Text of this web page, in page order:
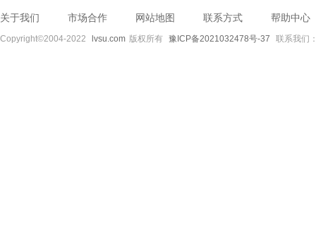
关于我们 市场合作 网站地图 联系方式 帮助中心
Copyright©2004-2022 lvsu.com 版权所有 豫ICP备2021032478号-37 联系我们